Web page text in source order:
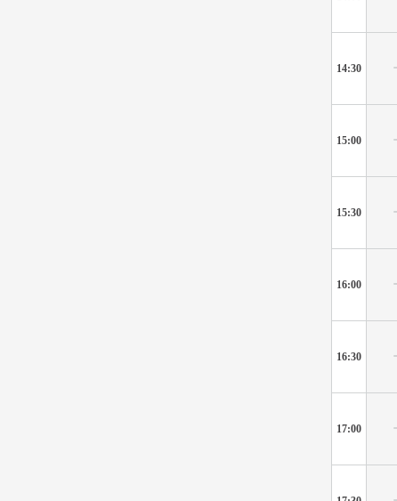
14:30
15:00
15:30
16:00
16:30
17:00